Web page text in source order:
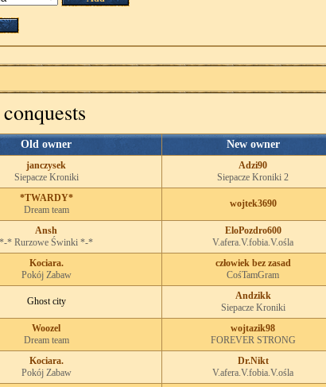
Old owner New owner
janczysek
Siepacze Kroniki
Adzi90
Siepacze Kroniki 2
*TWARDY*
Dream team
wojtek3690
Ansh
*-* Rurzowe Świnki *-*
EloPozdro600
V.afera.V.fobia.V.ośla
Kociara.
Pokój Zabaw
człowiek bez zasad
CośTamGram
Ghost city
Andzikk
Siepacze Kroniki
Woozel
Dream team
wojtazik98
FOREVER STRONG
Kociara.
Pokój Zabaw
Dr.Nikt
V.afera.V.fobia.V.ośla